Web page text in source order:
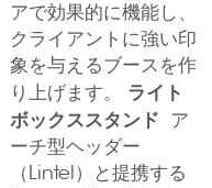
アで効果的に機能し、
クライアントに強い印
象を与えるブースを作
り上げます。 ライト
ボックススタンド ア
ーチ型ヘッダー
（Lintel）と提携する